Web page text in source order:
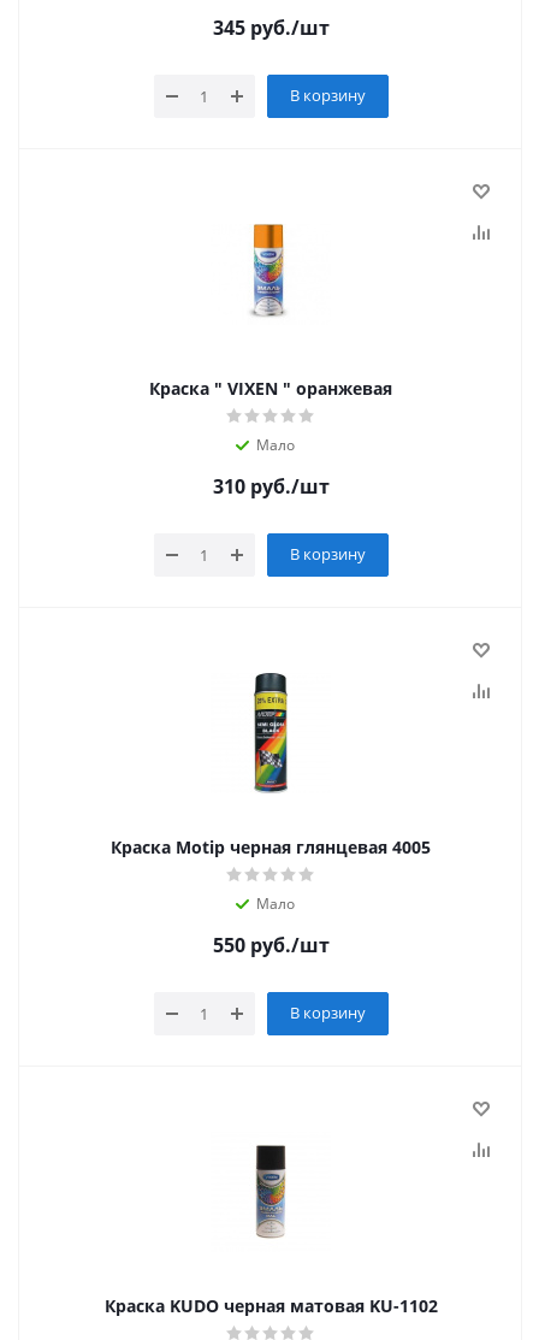
345руб./шт
В корзину
Краска " VIXEN " оранжевая
Мало
310руб./шт
В корзину
Краска Мotip черная глянцевая 4005
Мало
550руб./шт
В корзину
Краска KUDO черная матовая KU-1102